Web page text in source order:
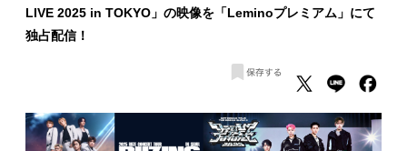
LIVE 2025 in TOKYO」の映像を「Leminoプレミアム」にて
独占配信！